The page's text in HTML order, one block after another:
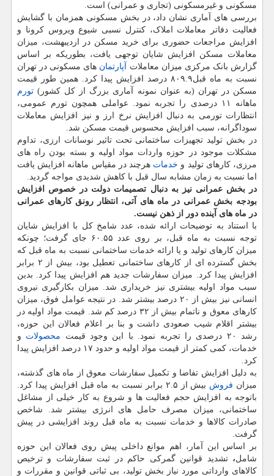
مسکونی و غیرمسکونی (تجاری و عمرانی) است.
بررسی های آماری نشان داد، در بخش مسکونی همزمان با گشایش
فعالیت دفاتر معاملات املاک، کنترل نسبی شیوع ویروس کرونا و
افزایش مراجعات حضوری برای خرید مسکن در اردیبهشت، میزان
معاملات مسکن افزایش شایان توجهی یافت، بطوریکه بر اساس
گزارش بانک مرکزی میزان معاملات
آپارتمان های مسکونی در تهران
نسبت به ماه قبل۸۰۹.۹ درصد افزایش پیدا کرد. همین طور قیمت
مسکن در تهران (به عنوان نمونه آماری بزرگ از کل کشور) تورم
ماهانه ۱۱ درصدی را تجربه نمود. عواملی همچون تورم عمومی،
انتظارات تورمی به دنبال افزایش نرخ ارز و نیز افزایش معاملات
سوداگرانه، سبب افزایش محسوس قیمت مسکن شد.
در بخش تولید تجهیزات ساختمانی تحت تاثیر نوسانات ارزی، تداوم
مشکلات موجود در حوزه واردات مواد اولیه و بسته بودن راه های
مرزی، کارهای تولید و خدمات هرچند در مقیاس ماهانه افزایش یافت
اما نسبت به زمان مشابه سال قبل با کاهش شدیدی مواجه گردید.
در بخش عمرانی نیز به دنبال تصمیمات دولت در خصوص افزایش
بودجه بخش عمرانی در ماه های آتی، انتظار رونق کارهای عمرانی
در ماه های آینده دور از ذهن نیست.
با استناد به توضیحات ارائه شده، عدد شامخ کل با افزایش شایان
توجه نسبت به ماه قبل، بر روی عدد ۶۰.۵۵ جای گرفت؛ چونکه
میزان کارهای تولید و یا ارائه خدمات ساختمانی نسبت به ماه قبل که
بخش گسترده ای از کارهای ساختمانی تعطیل بود، بیش از ۲ برابر
افزایش پیدا کرد. میزان سفارشات جدید هم افزایش پیدا کرد. بدین
سبب مواد اولیه بیشتری نیز خریداری شد. میزان بکارگیری نیروی
انسانی نیز بیش از ۲۰ درصد بیشتر شد. در نتیجه عوامل فوق، میزان
کارهای معوق و ناتمام بیش از ۳۲ درصد کم شد. قیمت مواد اولیه در
بیشتر اقلام شیب صعودی داشت و بنا بر اعلام فعالان این حوزه،
رشد ۲۰ درصدی را تجربه نمود. با این وجود قیمت
محصولات و
خدمات، کمی کمتر از قیمت مواد اولیه و حدود ۱۷ درصد افزایش پیدا
کرد.
به دلیل افزایش تفاضا و تکمیل سفارشات معوق از ماه های گذشته،
میزان فروش
بیش از ۲.۵ برابر نسبت به ماه قبل افزایش پیدا کرد.
باتوجه به افزایش حجم فعالیت ها و شروع به کار خیلی از مشاغل
ساختمانی، میزان مصرف حامل های انرژی بیشتر شد. شاخص
صادرات کالاها و خدمات نسبت به ماه قبل روند افزایشی در پیش
گرفت.
بر اساس این آمار، اهم موانع داخلی پیش روی فعالان این حوزه
شامل،تشدید قوانین گمرکی حاکم در ثبت سفارشات و ترخیص
کالاهای وارداتی مورد نیاز بخش تولید، بی ثباتی قوانین و مقررات و